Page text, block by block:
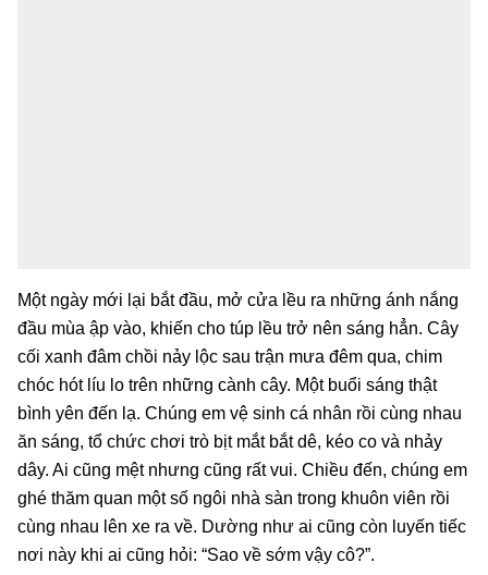
Một ngày mới lại bắt đầu, mở cửa lều ra những ánh nắng
đầu mùa ập vào, khiến cho túp lều trở nên sáng hẳn. Cây
cối xanh đâm chồi nảy lộc sau trận mưa đêm qua, chim
chóc hót líu lo trên những cành cây. Một buổi sáng thật
bình yên đến lạ. Chúng em vệ sinh cá nhân rồi cùng nhau
ăn sáng, tổ chức chơi trò bịt mắt bắt dê, kéo co và nhảy
dây. Ai cũng mệt nhưng cũng rất vui. Chiều đến, chúng em
ghé thăm quan một số ngôi nhà sàn trong khuôn viên rồi
cùng nhau lên xe ra về. Dường như ai cũng còn luyến tiếc
nơi này khi ai cũng hỏi: “Sao về sớm vậy cô?”.